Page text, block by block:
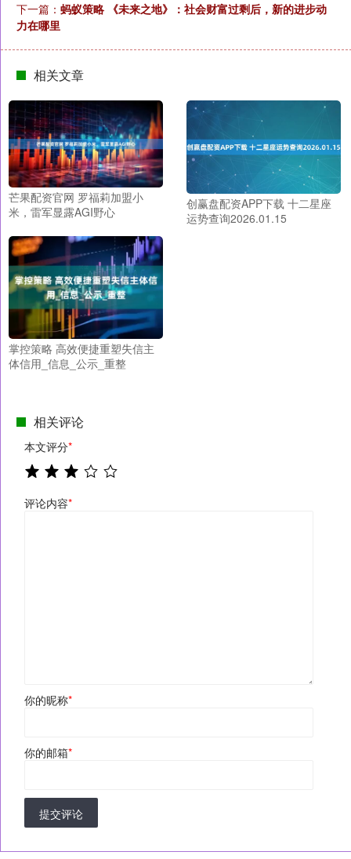
下一篇： 蚂蚁策略 《未来之地》：社会财富过剩后，新的进步动
力在哪里
相关文章
芒果配资官网 罗福莉加盟小
米，雷军显露AGI野心
创赢盘配资APP下载 十二星座
运势查询2026.01.15
掌控策略 高效便捷重塑失信主
体信用_信息_公示_重整
相关评论
本文评分*
评论内容*
你的昵称*
你的邮箱*
提交评论